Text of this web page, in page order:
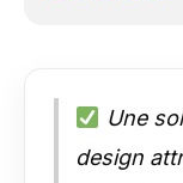
Une
design